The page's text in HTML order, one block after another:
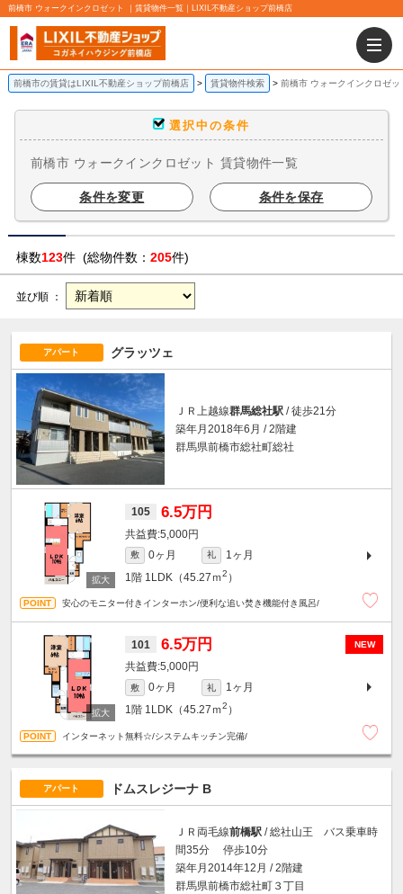
前橋市 ウォークインクロゼット ｜賃貸物件一覧｜LIXIL不動産ショップ前橋店
前橋市の賃貸はLIXIL不動産ショップ前橋店 賃貸物件検索 前橋市 ウォークインクロゼ
選択中の条件
前橋市 ウォークインクロゼット 賃貸物件一覧
条件を変更 条件を保存
棟数123件 (総物件数： 205件)
並び順 ：
アパート グラッツェ
ＪＲ上越線群馬総社駅 / 徒歩21分
築年月2018年6月 / 2階建
群馬県前橋市総社町総社
105 6.5万円
5,000円
敷 0ヶ月 礼
1ヶ月
1階 1LDK（45.27ｍ2 ）
安心のモニター付きインターホン/便利な追い焚き機能付き風呂/
NEW
101 6.5万円
5,000円
敷 0ヶ月 礼
1ヶ月
1階 1LDK（45.27ｍ2 ）
インターネット無料☆/システムキッチン完備/
アパート ドムスレジーナ B
ＪＲ両毛線前橋駅 / 総社山王 バス乗車時
間35分 停歩10分
築年月2014年12月 / 2階建
群馬県前橋市総社町３丁目